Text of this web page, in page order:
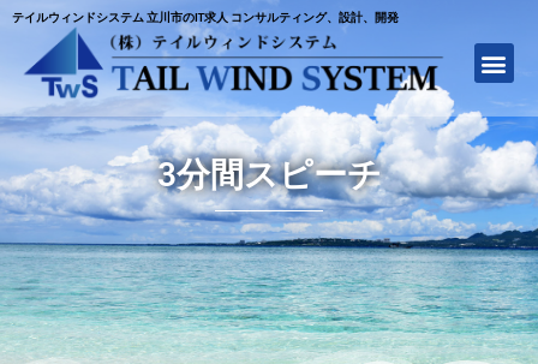
テイルウィンドシステム 立川市のIT求人 コンサルティング、設計、開発
3分間スピーチ